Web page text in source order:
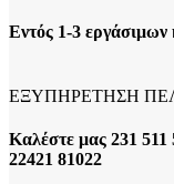
Εντός 1-3
ΕΞΥΠΗΡΕΤΗΣΗ
Καλέστε μας 231 511
22421 81022